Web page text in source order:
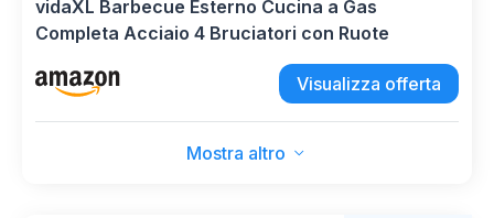
vidaXL Barbecue Esterno Cucina a Gas
Completa Acciaio 4 Bruciatori con Ruote
Visualizza offerta
Mostra altro